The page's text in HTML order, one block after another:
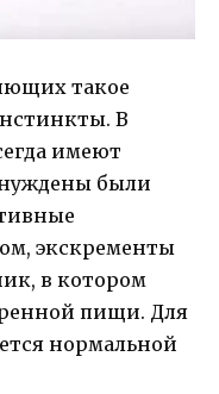
такое
В
имеют
были
экскременты
в котором
пищи. Для
нормальной